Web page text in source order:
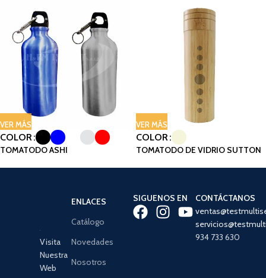
VER MÁS
COLOR
TOMATODO ASHI
VER MÁS
COLOR
TOMATODO DE VIDRIO SUTTON
Visita
Nuestra
Web
ENLACES
Catálogo
Novedades
Nosotros
SIGUENOS EN
CONTÁCTANOS
934 733 630